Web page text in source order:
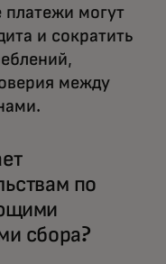
могут
и сократить
между
по
сбора?